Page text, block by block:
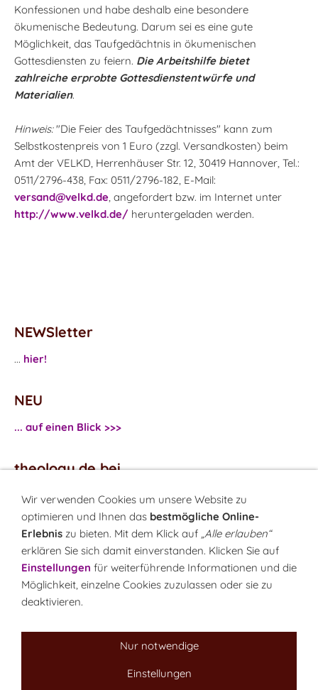
Konfessionen und habe deshalb eine besondere
ökumenische Bedeutung. Darum sei es eine gute
Möglichkeit, das Taufgedächtnis in ökumenischen
Gottesdiensten zu feiern. Die Arbeitshilfe bietet
zahlreiche erprobte Gottesdienstentwürfe und
Materialien.
Hinweis:"Die Feier des Taufgedächtnisses" kann zum
Selbstkostenpreis von 1 Euro (zzgl. Versandkosten) beim
Amt der VELKD, Herrenhäuser Str. 12, 30419 Hannover, Tel.:
0511/2796-438, Fax: 0511/2796-182, E-Mail:
versand@velkd.de, angefordert bzw. im Internet unter
http://www.velkd.de/ heruntergeladen werden.
NEWSletter
... hier!
NEU
... auf einen Blick >>>
theology.de bei
...Facebook
...Twitter
Monatsrätsel
Rätseln & Gewinnen!
LINK-Hinweis
Wir verwenden Cookies um unsere Website zu
optimieren und Ihnen das bestmögliche Online-
Erlebnis zu bieten. Mit dem Klick auf „Alle erlauben“
erklären Sie sich damit einverstanden. Klicken Sie auf
Einstellungen für weiterführende Informationen und die
Möglichkeit, einzelne Cookies zuzulassen oder sie zu
deaktivieren.
Nur notwendige
Einstellungen